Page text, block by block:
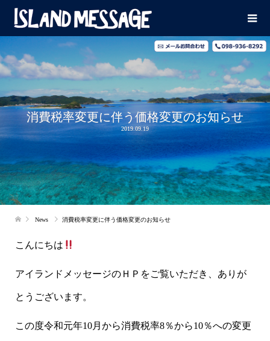
消費税率変更に伴う価格変更のお知らせ
2019.09.19
News 消費税率変更に伴う価格変更のお知らせ
こんにちは
アイランドメッセージのＨＰをご覧いただき、ありが
とうございます。
この度令和元年10月から消費税率8％から10％への変更